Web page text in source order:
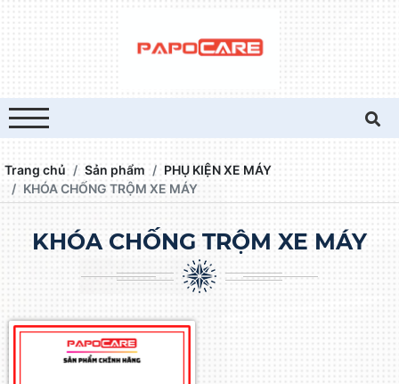
Trang chủ Sản phẩm
PHỤ KIỆN XE MÁY
KHÓA CHỐNG TRỘM XE MÁY
KHÓA CHỐNG TRỘM XE MÁY